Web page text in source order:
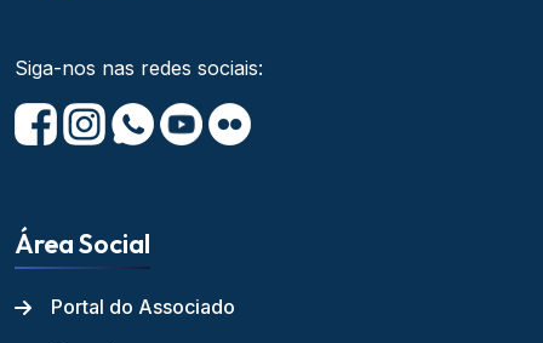
Siga-nos nas redes sociais:
Área Social
Portal do Associado